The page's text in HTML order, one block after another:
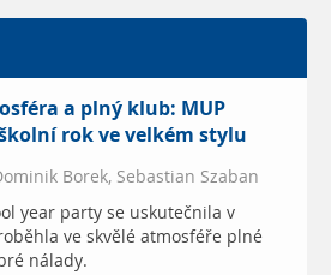
a plný klub: MUP
rok ve velkém stylu
Borek, Sebastian Szaban
year party se uskutečnila v
ve skvělé atmosféře plné
nálady.